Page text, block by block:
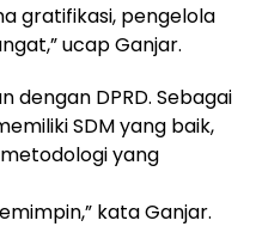
gratifikasi, pengelola
ucap Ganjar.
dengan DPRD. Sebagai
SDM yang baik,
yang
kata Ganjar.